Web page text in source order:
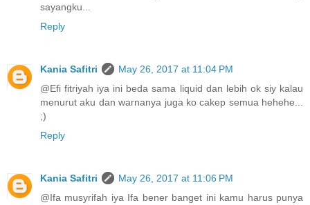
sayangku...
Reply
Kania Safitri
May 26, 2017 at 11:04 PM
@Efi fitriyah iya ini beda sama liquid dan lebih ok siy kalau
menurut aku dan warnanya juga ko cakep semua hehehe...
;)
Reply
Kania Safitri
May 26, 2017 at 11:06 PM
@Ifa musyrifah iya Ifa bener banget ini kamu harus punya